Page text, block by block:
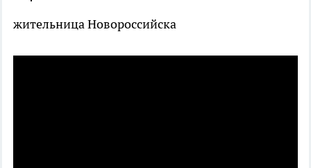
жительница Новороссийска